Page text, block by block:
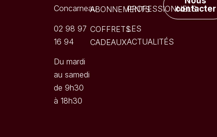
Concarneau
02 98 97
16 94
Du mardi
au samedi
de 9h30
à 18h30
ABONNEMENTS
COFFRETS
CADEAUX
PROFESSIONNELS
LES
ACTUALITÉS
contacter